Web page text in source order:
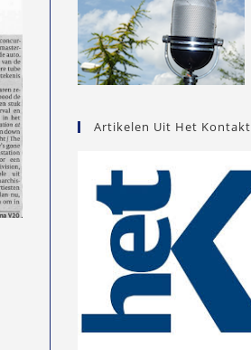
Artikelen Uit Het Kontakt